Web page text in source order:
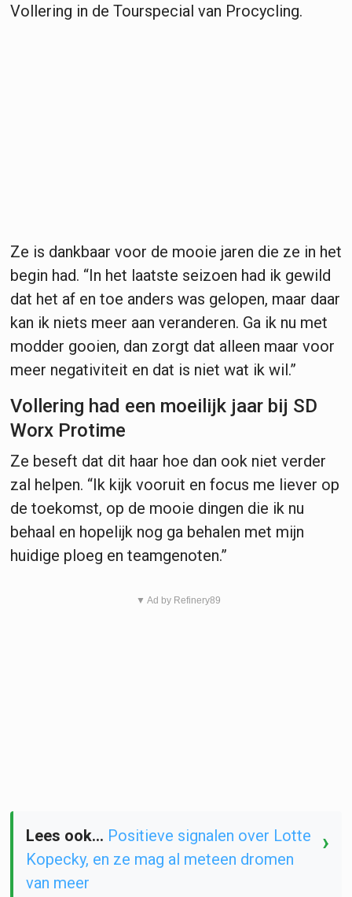
Vollering in de Tourspecial van Procycling.
Ze is dankbaar voor de mooie jaren die ze in het
begin had. “In het laatste seizoen had ik gewild
dat het af en toe anders was gelopen, maar daar
kan ik niets meer aan veranderen. Ga ik nu met
modder gooien, dan zorgt dat alleen maar voor
meer negativiteit en dat is niet wat ik wil.”
Vollering had een moeilijk jaar bij SD
Worx Protime
Ze beseft dat dit haar hoe dan ook niet verder
zal helpen. “Ik kijk vooruit en focus me liever op
de toekomst, op de mooie dingen die ik nu
behaal en hopelijk nog ga behalen met mijn
huidige ploeg en teamgenoten.”
▼ Ad by Refinery89
Lees ook... Positieve signalen over Lotte
Kopecky, en ze mag al meteen dromen
van meer
›